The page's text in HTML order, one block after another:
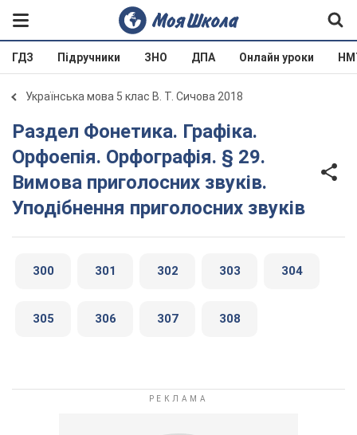
ГДЗ Підручники ЗНО ДПА Онлайн уроки
Українська мова 5 клас В. Т. Сичова 2018
Раздел Фонетика. Графіка.
Орфоепія. Орфографія. § 29.
Вимова приголосних звуків.
Уподібнення приголосних звуків
300 301 302 303 304
305 306 307 308